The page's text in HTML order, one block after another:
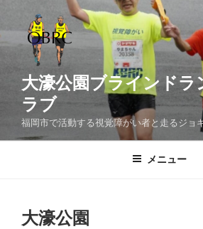
テ
ッ
大濠公園ブラインドラ
ラブ
福岡市で活動する視覚障がい者と走るジョ
メニュー
大濠公園